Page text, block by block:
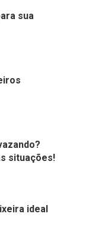
sua
situações!
ideal